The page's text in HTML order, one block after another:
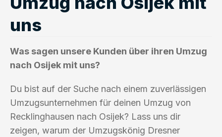
uns
Was sagen unsere Kunden über ihren Umzug
nach Osijek mit uns?
Du bist auf der Suche nach einem zuverlässigen
Umzugsunternehmen für deinen Umzug von
Recklinghausen nach Osijek? Lass uns dir
zeigen, warum der Umzugskönig Dresner